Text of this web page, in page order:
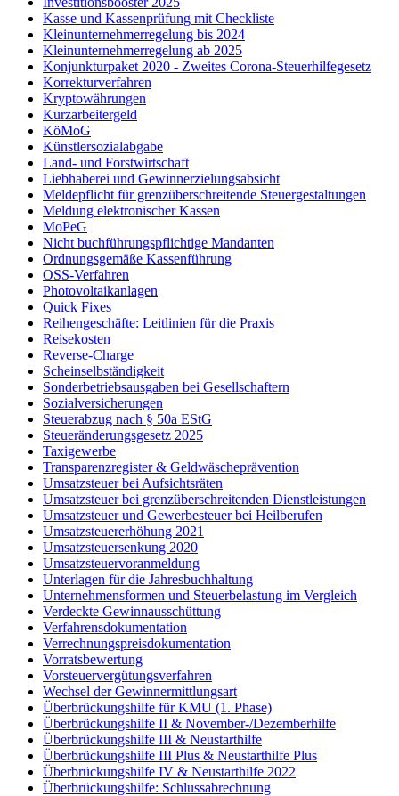
Kasse und Kassenprüfung mit Checkliste
Kleinunternehmerregelung bis 2024
Kleinunternehmerregelung ab 2025
Konjunkturpaket 2020 - Zweites Corona-Steuerhilfegesetz
Korrekturverfahren
Kryptowährungen
Kurzarbeitergeld
KöMoG
Künstlersozialabgabe
Land- und Forstwirtschaft
Liebhaberei und Gewinnerzielungsabsicht
Meldepflicht für grenzüberschreitende Steuergestaltungen
Meldung elektronischer Kassen
MoPeG
Nicht buchführungspflichtige Mandanten
Ordnungsgemäße Kassenführung
OSS-Verfahren
Photovoltaikanlagen
Quick Fixes
Reihengeschäfte: Leitlinien für die Praxis
Reisekosten
Reverse-Charge
Scheinselbständigkeit
Sonderbetriebsausgaben bei Gesellschaftern
Sozialversicherungen
Steuerabzug nach § 50a EStG
Steueränderungsgesetz 2025
Taxigewerbe
Transparenzregister & Geldwäscheprävention
Umsatzsteuer bei Aufsichtsräten
Umsatzsteuer bei grenzüberschreitenden Dienstleistungen
Umsatzsteuer und Gewerbesteuer bei Heilberufen
Umsatzsteuererhöhung 2021
Umsatzsteuersenkung 2020
Umsatzsteuervoranmeldung
Unterlagen für die Jahresbuchhaltung
Unternehmensformen und Steuerbelastung im Vergleich
Verdeckte Gewinnausschüttung
Verfahrensdokumentation
Verrechnungspreisdokumentation
Vorratsbewertung
Vorsteuervergütungsverfahren
Wechsel der Gewinnermittlungsart
Überbrückungshilfe für KMU (1. Phase)
Überbrückungshilfe II & November-/Dezemberhilfe
Überbrückungshilfe III & Neustarthilfe
Überbrückungshilfe III Plus & Neustarthilfe Plus
Überbrückungshilfe IV & Neustarthilfe 2022
Überbrückungshilfe: Schlussabrechnung